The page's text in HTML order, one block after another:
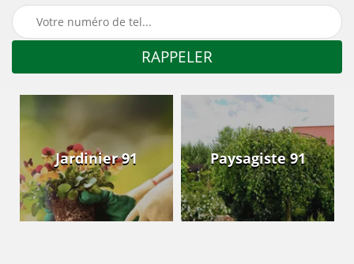
Jardinier 91 Paysagiste 91